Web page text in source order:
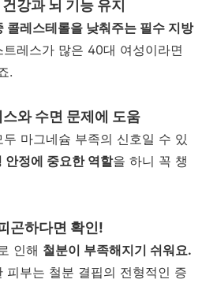
강과 뇌 기능 유지
콜레스테롤을 낮춰주는 필수 지방
레스가 많은 40대 여성이라면
.
와 수면 문제에 도움
두 마그네슘 부족의 신호일 수 있
안정에 중요한 역할을 하니 꼭 챙
곤하다면 확인!
인해 철분이 부족해지기 쉬워요.
피부는 철분 결핍의 전형적인 증